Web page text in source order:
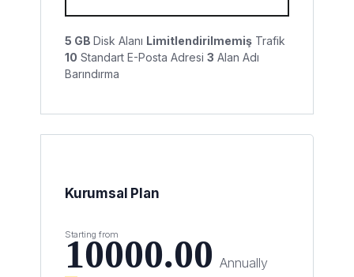
5 GB Disk Alanı Limitlendirilmemiş Trafik
10 Standart E-Posta Adresi 3 Alan Adı
Barındırma
Kurumsal Plan
Starting from
10000.00 Annually